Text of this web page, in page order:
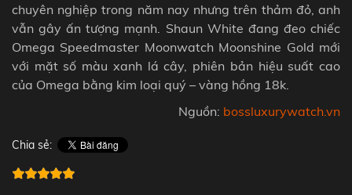
chuyên nghiệp trong năm nay nhưng trên thảm đỏ, anh
vẫn gây ấn tượng mạnh. Shaun White đang đeo chiếc
Omega Speedmaster Moonwatch Moonshine Gold mới
với mặt số màu xanh lá cây, phiên bản hiệu suất cao
của Omega bằng kim loại quý – vàng hồng 18k.
Nguồn: bossluxurywatch.vn
Chia sẻ: